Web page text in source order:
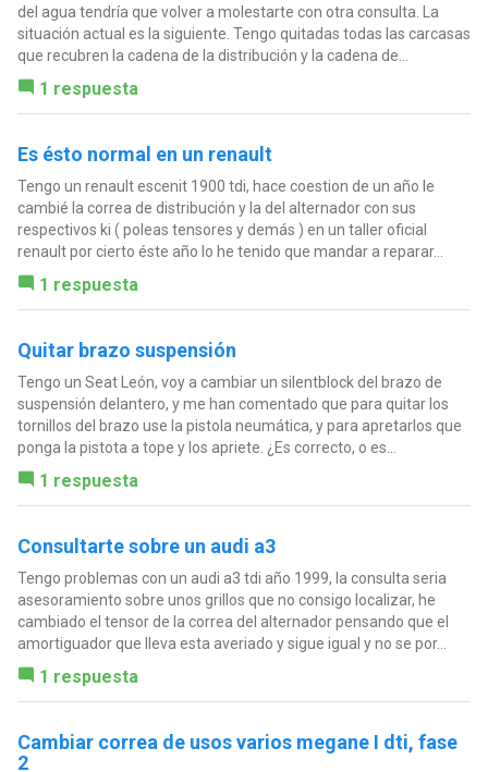
del agua tendría que volver a molestarte con otra consulta. La
situación actual es la siguiente. Tengo quitadas todas las carcasas
que recubren la cadena de la distribución y la cadena de...
1 respuesta
Es ésto normal en un renault
Tengo un renault escenit 1900 tdi, hace coestion de un año le
cambié la correa de distribución y la del alternador con sus
respectivos ki ( poleas tensores y demás ) en un taller oficial
renault por cierto éste año lo he tenido que mandar a reparar...
1 respuesta
Quitar brazo suspensión
Tengo un Seat León, voy a cambiar un silentblock del brazo de
suspensión delantero, y me han comentado que para quitar los
tornillos del brazo use la pistola neumática, y para apretarlos que
ponga la pistota a tope y los apriete. ¿Es correcto, o es...
1 respuesta
Consultarte sobre un audi a3
Tengo problemas con un audi a3 tdi año 1999, la consulta seria
asesoramiento sobre unos grillos que no consigo localizar, he
cambiado el tensor de la correa del alternador pensando que el
amortiguador que lleva esta averiado y sigue igual y no se por...
1 respuesta
Cambiar correa de usos varios megane I dti, fase
2